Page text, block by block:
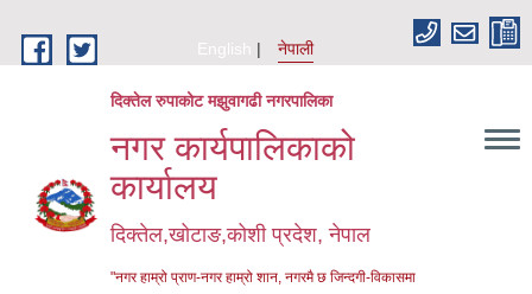
English
नेपाली
दिक्तेल रुपाकोट मझुवागढी नगरपालिका
नगर कार्यपालिकाको
कार्यालय
दिक्तेल,खोटाङ,कोशी प्रदेश, नेपाल
"नगर हाम्रो प्राण-नगर हाम्रो शान, नगरमै छ जिन्दगी-विकासमा